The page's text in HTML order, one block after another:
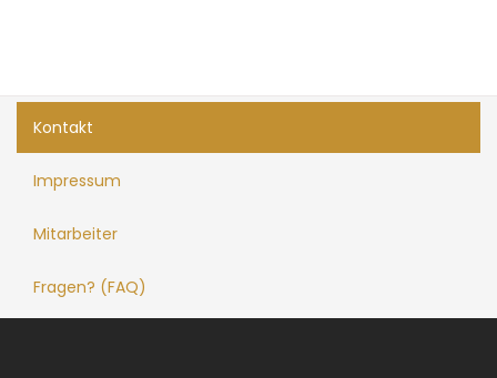
Kontakt
Impressum
Mitarbeiter
Fragen? (FAQ)